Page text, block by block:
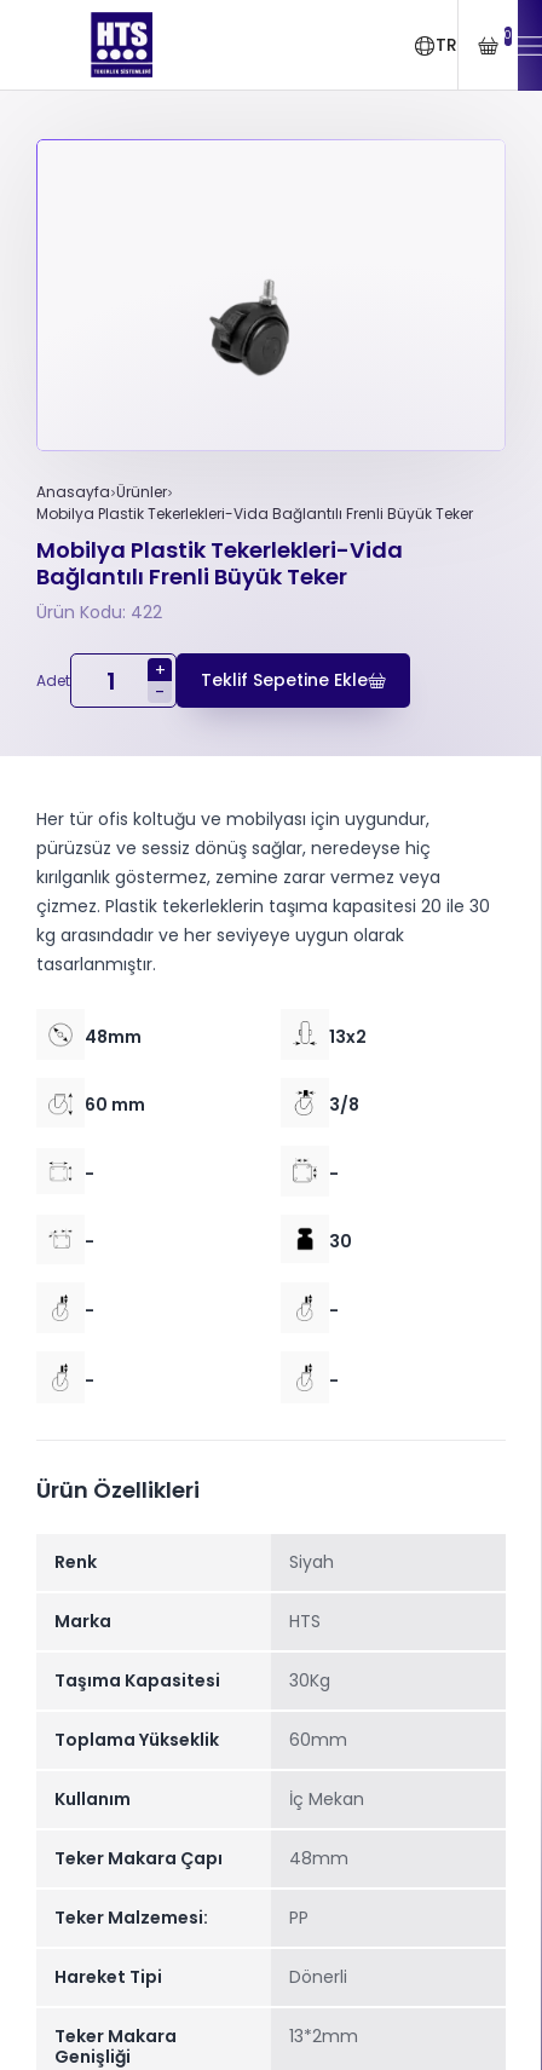
TR 0
Anasayfa Ürünler
Mobilya Plastik Tekerlekleri-Vida Bağlantılı Frenli Büyük Teker
Mobilya Plastik Tekerlekleri-Vida
Bağlantılı Frenli Büyük Teker
Ürün Kodu: 422
Adet
+
-
Teklif Sepetine Ekle
Her tür ofis koltuğu ve mobilyası için uygundur,
pürüzsüz ve sessiz dönüş sağlar, neredeyse hiç
kırılganlık göstermez, zemine zarar vermez veya
çizmez. Plastik tekerleklerin taşıma kapasitesi 20 ile 30
kg arasındadır ve her seviyeye uygun olarak
tasarlanmıştır.
48mm 13x2
60 mm 3/8
- -
- 30
- -
- -
Ürün Özellikleri
Renk Siyah
Marka HTS
Taşıma Kapasitesi 30Kg
Toplama Yükseklik 60mm
Kullanım İç Mekan
Teker Makara Çapı 48mm
Teker Malzemesi: PP
Hareket Tipi Dönerli
Teker Makara
Genişliği
13*2mm